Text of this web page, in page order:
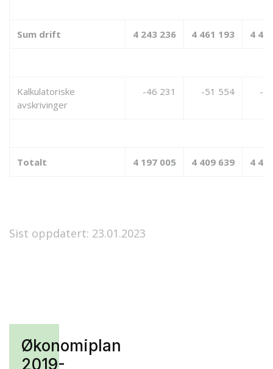
Økonomiplan
2019-
Sum drift 4 243 236 4 461 193 4
Kalkulatoriske
avskrivinger
-46 231 -51 554 -
Totalt 4 197 005 4 409 639 4
Sist oppdatert: 23.01.2023